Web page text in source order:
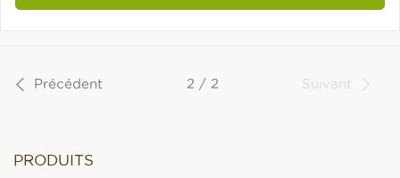
Précédent 2 / 2 Suivant
PRODUITS